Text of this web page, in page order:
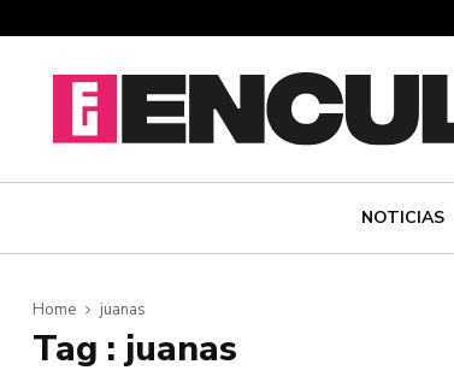
NOTICIAS
Home juanas
Tag : juanas